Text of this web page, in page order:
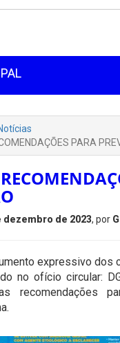
PARA
dezembro de 2023, por
expressivo dos
no ofício circular:
recomendações